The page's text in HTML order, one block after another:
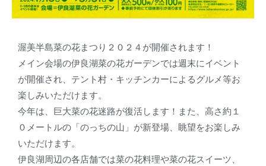
渥美半島菜の花まつり２０２４が開催されます！
メイン会場の伊良湖菜の花ガーデンでは週末にイベント
が開催され、テント村・キッチンカーによるグルメ等お
楽しみいただけます。
今年は、巨大菜の花迷路が復活します！また、高さ約１
０メートルの「のっちの山」が新登場、眺望をお楽しみ
いただけます。
伊良湖周辺の各店舗では菜の花料理や菜の花スイーツ、